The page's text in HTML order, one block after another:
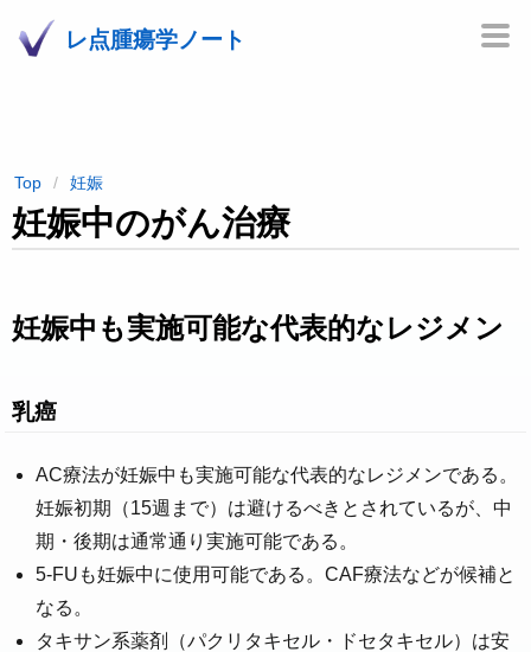
レ点腫瘍学ノート
Top 妊娠
妊娠中のがん治療
妊娠中も実施可能な代表的なレジメン
乳癌
AC療法が妊娠中も実施可能な代表的なレジメンである。
妊娠初期（15週まで）は避けるべきとされているが、中
期・後期は通常通り実施可能である。
5-FUも妊娠中に使用可能である。CAF療法などが候補と
なる。
タキサン系薬剤（パクリタキセル・ドセタキセル）は安